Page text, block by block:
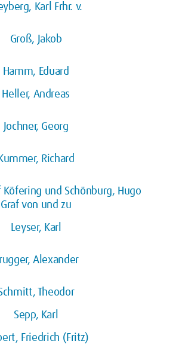
Karl Frhr. v.
Groß, Jakob
Hamm, Eduard
Heller, Andreas
Jochner, Georg
Kummer, Richard
Köfering und Schönburg, Hugo
Graf von und zu
Leyser, Karl
Alexander
Theodor
Sepp, Karl
Friedrich (Fritz)